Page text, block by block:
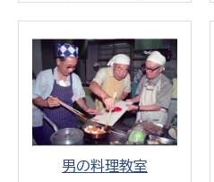
男の料理教室